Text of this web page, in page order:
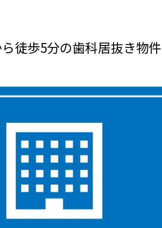
徒歩5分の歯科居抜き物件